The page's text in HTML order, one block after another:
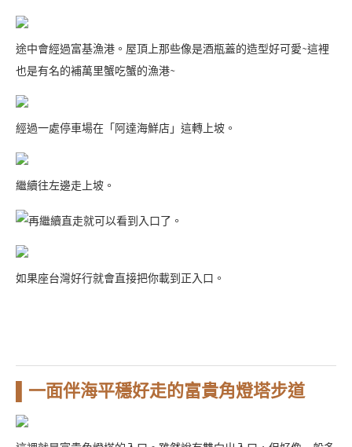
途中會經過富基漁港。屋頂上那些像是酒瓶蓋的造型好可愛~這裡
也是有名的補萬里蟹吃蟹的漁港~
經過一處停車場在「阿達海鮮店」這轉上坡。
繼續往左邊走上坡。
再繼續直走就可以看到入口了。
如果座台灣好行就會直接把你載到正入口。
▌一面伴海平穩好走的富貴角燈塔步道